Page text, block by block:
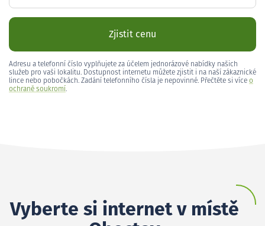
Zjistit cenu
Adresu a telefonní číslo vyplňujete za účelem jednorázové nabídky našich
služeb pro vaši lokalitu. Dostupnost internetu můžete zjistit i na naší zákaznické
lince nebo pobočkách. Zadání telefonního čísla je nepovinné. Přečtěte si více o
ochraně soukromí.
Vyberte si internet v místě